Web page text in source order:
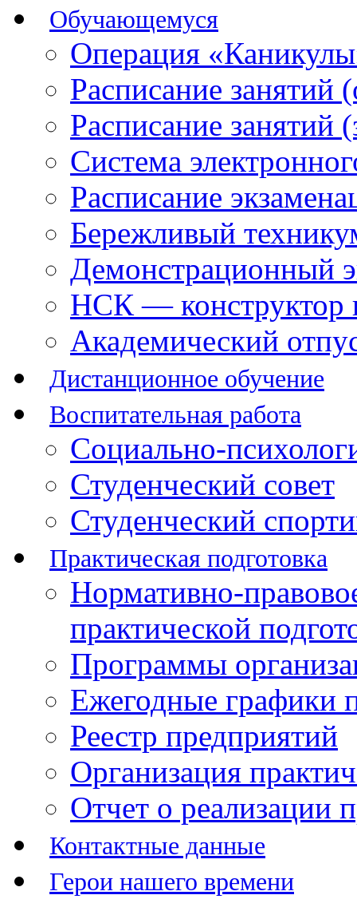
Обучающемуся
Операция
Расписание занятий
Расписание занятий
Система
Расписание
Бережливый
Демонстрационный
НСК — конструктор
Академический
Дистанционное обучение
Воспитательная работа
Социально-
Студенческий совет
Студенческий
Практическая подготовка
Нормативно-
практической
Программы
Ежегодные графики
Реестр предприятий
Организация
Отчет о реализации
Контактные данные
Герои нашего времени